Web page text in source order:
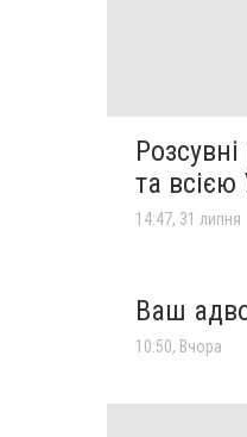
та всією
14:47, 31 липня
Ваш
10:50, Вчора